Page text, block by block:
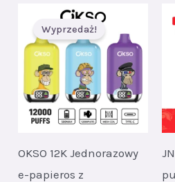
Wyprzedaż!
OKSO 12K Jednorazowy
e-papieros z